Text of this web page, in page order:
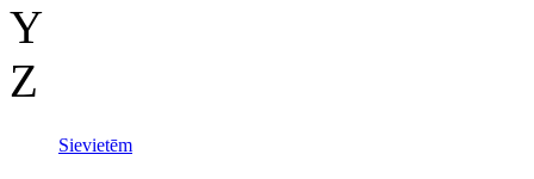
Y
Z
Sievietēm